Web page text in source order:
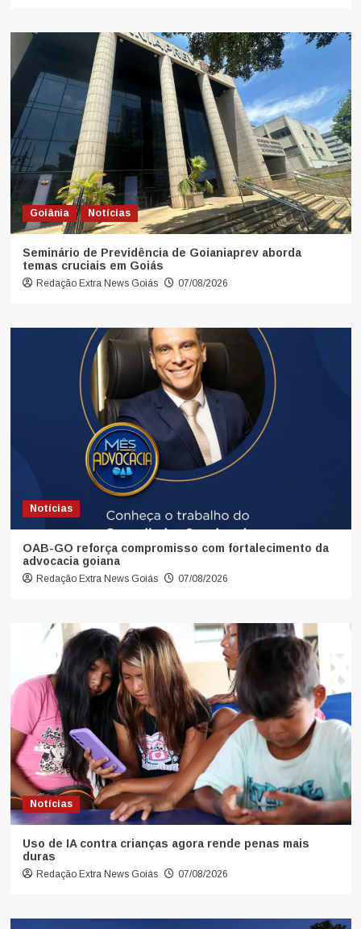
Goiânia Notícias
Seminário de Previdência de Goianiaprev aborda
temas cruciais em Goiás
Redação Extra News Goiás 07/08/2026
Notícias
OAB-GO reforça compromisso com fortalecimento da
advocacia goiana
Redação Extra News Goiás 07/08/2026
Notícias
Uso de IA contra crianças agora rende penas mais
duras
Redação Extra News Goiás 07/08/2026